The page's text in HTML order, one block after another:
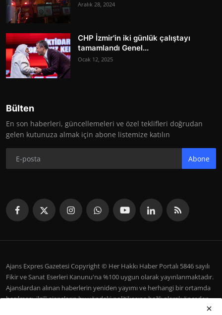
Aralık 28, 2024
CHP İzmir'in iki günlük çalıştayı
tamamlandı Genel...
Ocak 12, 2025
Bülten
En son haberleri, güncellemeleri ve özel teklifleri doğrudan
gelen kutunuza almak için abone listemize katılın
Abone
Ajans Expres Gazetesi Copyright © Her Hakkı Haber Portalı 5846 sayılı
Fikir ve Sanat Eserleri Kanunu'na %100 uygun olarak yayınlanmaktadır.
Ajanslardan alınan haberlerin yeniden yayımı ve herhangi bir ortamda
basılması, ilgili ajansların bu yöndeki politikasına bağlı olarak önceden